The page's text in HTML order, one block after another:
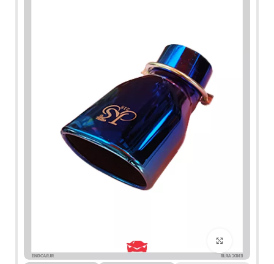
برای بزرگنمایی کلیک کنید